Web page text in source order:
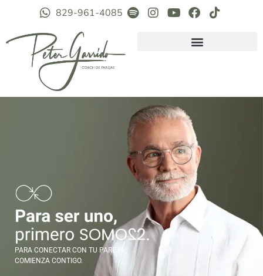
829-961-4085
PARA CONECTAR CON TU PAREJA,
COMIENZA CONTIGO.